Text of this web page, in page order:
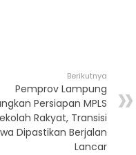
Berikutnya
Pemprov Lampung
Persiapan MPLS
Rakyat, Transisi
Dipastikan Berjalan
Lancar